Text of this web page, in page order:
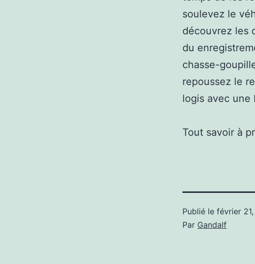
soulevez le
découvrez les
du
chasse-
repoussez le
logis avec une
Tout savoir à
Publié le février
Par Gandalf